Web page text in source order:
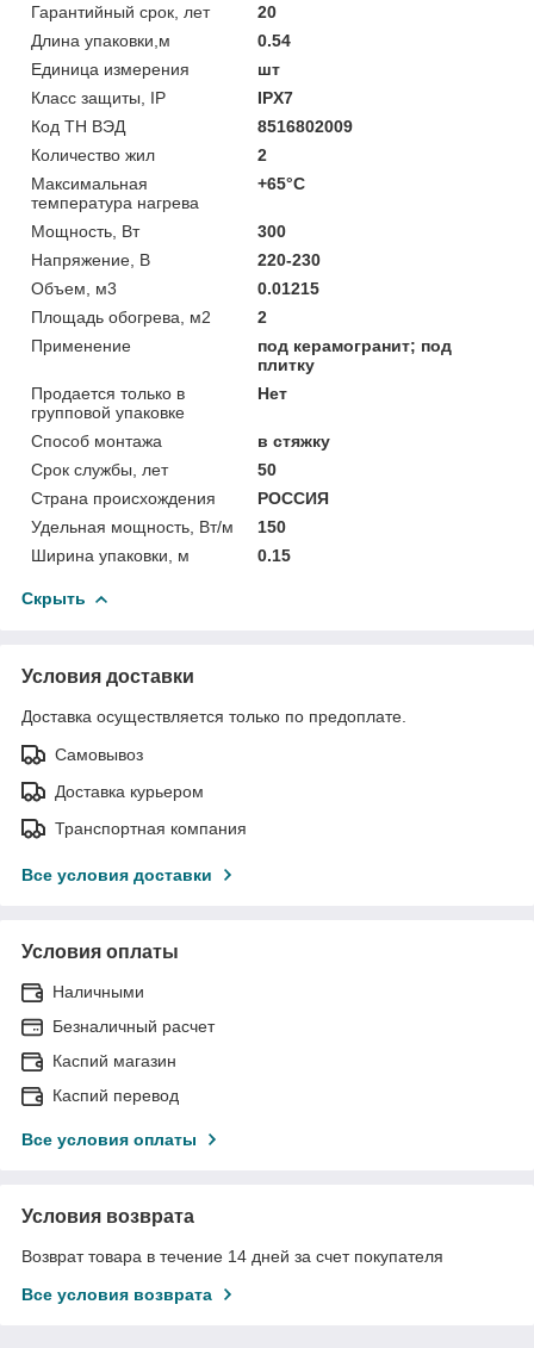
Гарантийный срок, лет
20
Длина упаковки,м
0.54
Единица измерения
шт
Класс защиты, IP
IPX7
Код ТН ВЭД
8516802009
Количество жил
2
Максимальная
температура нагрева
+65°C
Мощность, Вт
300
Напряжение, В
220-230
Объем, м3
0.01215
Площадь обогрева, м2
2
Применение
под керамогранит; под
плитку
Продается только в
групповой упаковке
Нет
Способ монтажа
в стяжку
Срок службы, лет
50
Страна происхождения
РОССИЯ
Удельная мощность, Вт/м
150
Ширина упаковки, м
0.15
Скрыть
Условия доставки
Доставка осуществляется только по предоплате.
Самовывоз
Доставка курьером
Транспортная компания
Все условия доставки
Условия оплаты
Наличными
Безналичный расчет
Каспий магазин
Каспий перевод
Все условия оплаты
Условия возврата
Возврат товара в течение 14 дней за счет покупателя
Все условия возврата